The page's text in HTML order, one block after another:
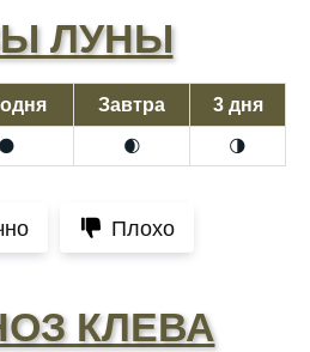
ЛУНЫ
Завтра 3 дня
🌑 🌒 🌗
Плохо
КЛЕВА